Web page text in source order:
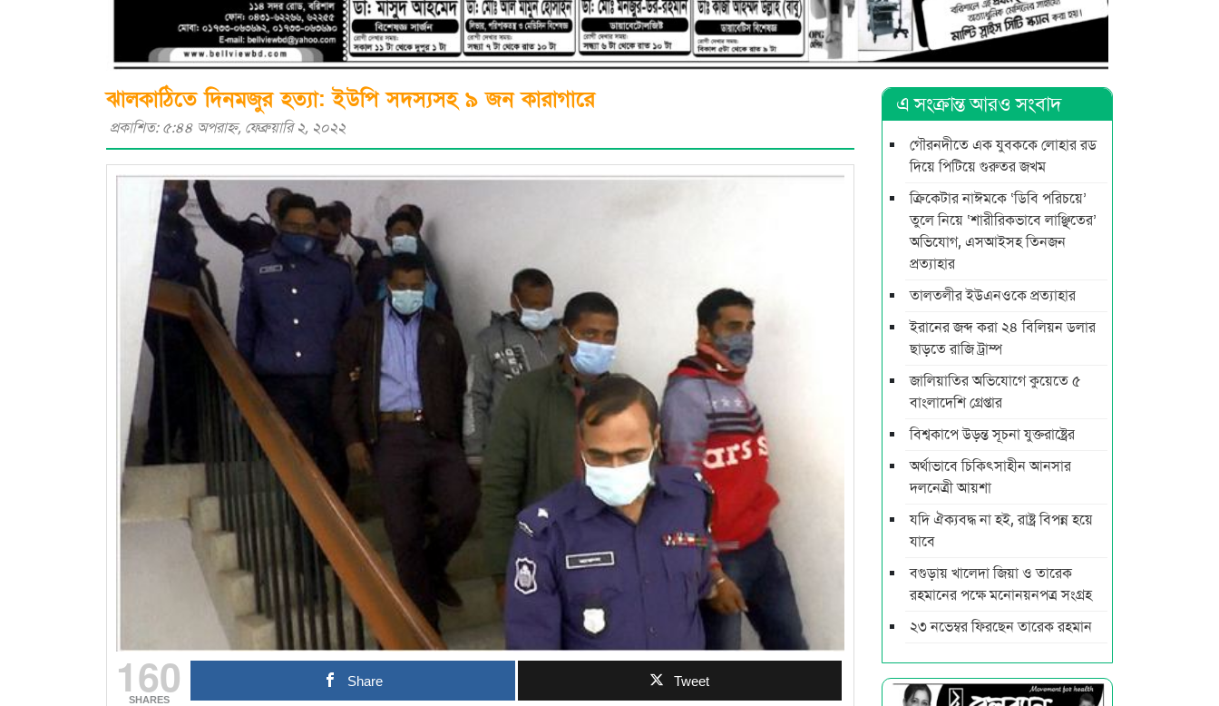
ঝালকাঠিতে দিনমজুর হত্যা: ইউপি সদস্যসহ ৯ জন কারাগারে
প্রকাশিত: ৫:৪৪ অপরাহ্ণ, ফেব্রুয়ারি ২, ২০২২
160
SHARES
Share Tweet
এ সংক্রান্ত আরও সংবাদ
গৌরনদীতে এক যুবককে লোহার রড
দিয়ে পিটিয়ে গুরুতর জখম
ক্রিকেটার নাঈমকে ‘ডিবি পরিচয়ে’
তুলে নিয়ে ‘শারীরিকভাবে লাঞ্ছিতের’
অভিযোগ, এসআইসহ তিনজন
প্রত্যাহার
তালতলীর ইউএনওকে প্রত্যাহার
ইরানের জব্দ করা ২৪ বিলিয়ন ডলার
ছাড়তে রাজি ট্রাম্প
জালিয়াতির অভিযোগে কুয়েতে ৫
বাংলাদেশি গ্রেপ্তার
বিশ্বকাপে উড়ন্ত সূচনা যুক্তরাষ্ট্রের
অর্থাভাবে চিকিৎসাহীন আনসার
দলনেত্রী আয়শা
যদি ঐক্যবদ্ধ না হই, রাষ্ট্র বিপন্ন হয়ে
যাবে
বগুড়ায় খালেদা জিয়া ও তারেক
রহমানের পক্ষে মনোনয়নপত্র সংগ্রহ
২৩ নভেম্বর ফিরছেন তারেক রহমান